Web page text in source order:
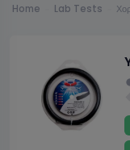
Home Lab Tests